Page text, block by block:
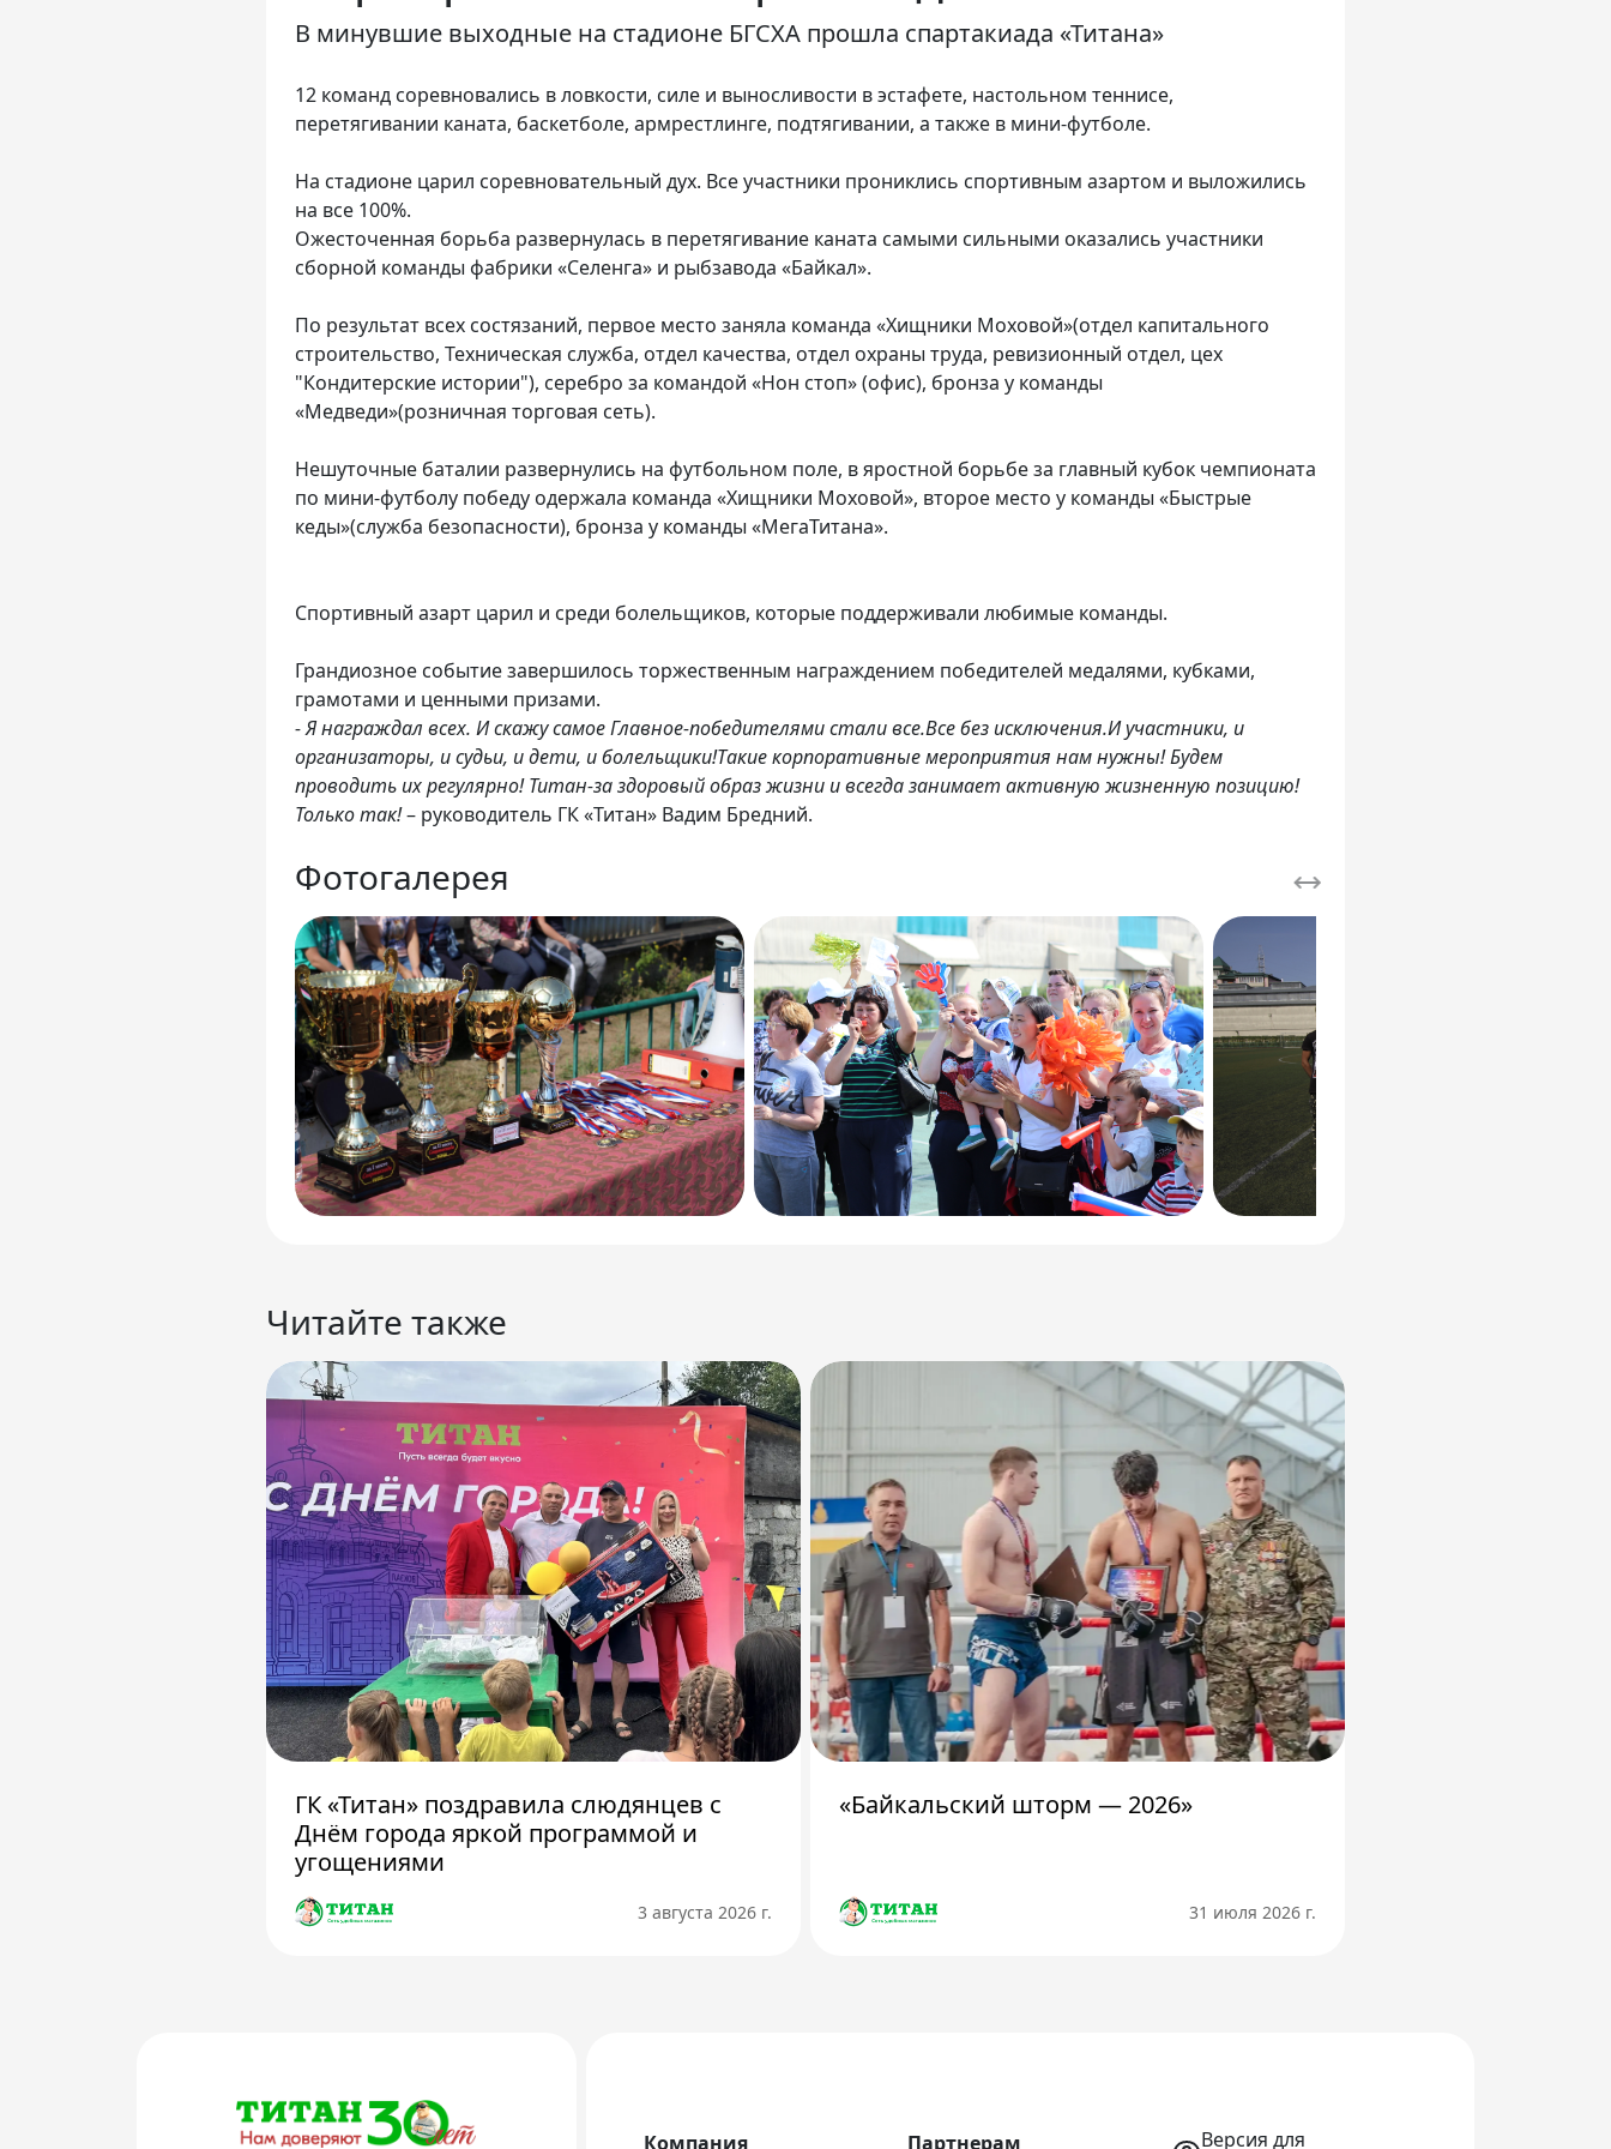
В минувшие выходные на стадионе БГСХА прошла спартакиада «Титана»
12 команд соревновались в ловкости, силе и выносливости в эстафете, настольном теннисе,
перетягивании каната, баскетболе, армрестлинге, подтягивании, а также в мини-футболе.
На стадионе царил соревновательный дух. Все участники прониклись спортивным азартом и выложились
на все 100%.
Ожесточенная борьба развернулась в перетягивание каната самыми сильными оказались участники
сборной команды фабрики «Селенга» и рыбзавода «Байкал».
По результат всех состязаний, первое место заняла команда «Хищники Моховой»(отдел капитального
строительство, Техническая служба, отдел качества, отдел охраны труда, ревизионный отдел, цех
"Кондитерские истории"), серебро за командой «Нон стоп» (офис), бронза у команды
«Медведи»(розничная торговая сеть).
Нешуточные баталии развернулись на футбольном поле, в яростной борьбе за главный кубок чемпионата
по мини-футболу победу одержала команда «Хищники Моховой», второе место у команды «Быстрые
кеды»(служба безопасности), бронза у команды «МегаТитана».
Спортивный азарт царил и среди болельщиков, которые поддерживали любимые команды.
Грандиозное событие завершилось торжественным награждением победителей медалями, кубками,
грамотами и ценными призами.
- Я награждал всех. И скажу самое Главное-победителями стали все.Все без исключения.И участники, и
организаторы, и судьи, и дети, и болельщики!Такие корпоративные мероприятия нам нужны! Будем
проводить их регулярно! Титан-за здоровый образ жизни и всегда занимает активную жизненную позицию!
Только так!– руководитель ГК «Титан» Вадим Бредний.
Фотогалерея
Читайте также
ГК «Титан» поздравила слюдянцев с
Днём города яркой программой и
угощениями
3 августа 2026 г.
«Байкальский шторм — 2026»
31 июля 2026 г.
Компания Партнерам
Версия для